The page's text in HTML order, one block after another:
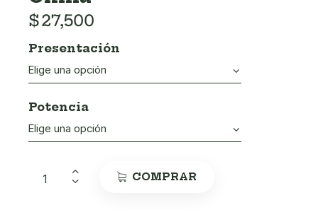
$27,500
Presentación
Potencia
COMPRAR